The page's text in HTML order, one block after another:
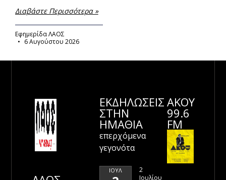
Διαβάστε Περισσότερα »
Εφημερίδα ΛΑΟΣ
6 Αυγούστου 2026
ΕΚΔΗΛΩΣΕΙΣ
ΣΤΗΝ
ΗΜΑΘΊΑ
επερχόμενα
γεγονότα
ΙΟΎΛ
2
Ιουλίου
ΑΚΟΥ
99.6
FM